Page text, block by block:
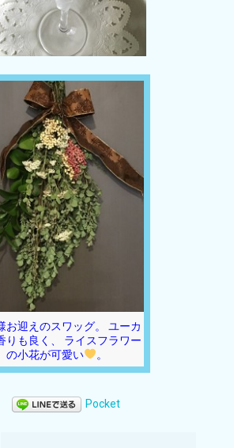
お迎えのスワッグ。 ユーカ
りも良く、 ライスフラワー
の小花が可愛い
。
Pocket